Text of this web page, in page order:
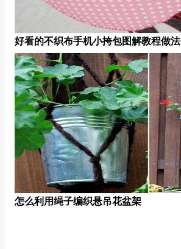
好看的不织布手机小挎包图解教程做法
怎么利用绳子编织悬吊花盆架